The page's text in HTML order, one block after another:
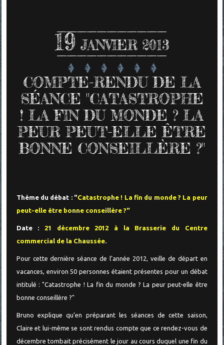
19 JANVIER 2013
COMPTE-RENDU DE LA
SÉANCE "CATASTROPHE
! LA FIN DU MONDE ? LA
PEUR PEUT-ELLE ÊTRE
BONNE CONSEILLÈRE ?"
Thème du débat : "Catastrophe ! La fin du monde ? La peur
peut-elle être bonne conseillère ?"
Date : 21 décembre 2012 à la Brasserie du Centre
commercial de la Chaussée.
Pour cette dernière séance de l’année 2012, veille de départ en
vacances, environ 50 personnes étaient présentes pour un débat
intitulé : "Catastrophe ! La fin du monde ? La peur peut-elle être
bonne conseillère ?"
Bruno explique qu’en préparant les séances de cette saison,
Claire et lui-même se sont rendus compte que ce rendez-vous de
décembre tombait précisément le jour au cours duquel une fin du